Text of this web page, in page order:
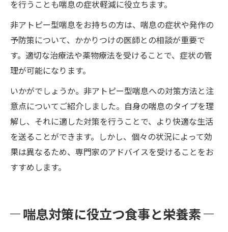
を行うことも喘息の症状軽減に役立ちます。
非アトピー型喘息をお持ちの方は、喘息の症状や発作の
予防策について、かかりつけの医師との相談が重要で
す。適切な治療法や薬物療法を受けることで、症状の管
理が可能になります。
いかがでしょうか。非アトピー型喘息への対策方法と注
意点についてご紹介しました。自身の喘息のタイプを理
解し、それに適した対策を行うことで、より快適な生活
を送ることができます。しかし、個々の状況によって効
果は異なるため、専門家のアドバイスを受けることをお
すすめします。
喘息対策に役立つ食事と栄養素